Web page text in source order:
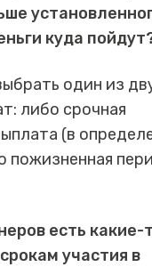
куда
один из
либо срочная
(в
пожизненная
есть какие-
участия в